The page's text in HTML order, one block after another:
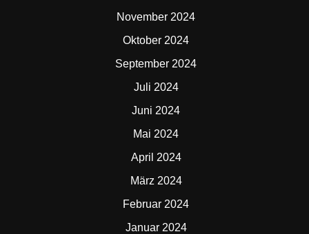
November 2024
Oktober 2024
September 2024
Juli 2024
Juni 2024
Mai 2024
April 2024
März 2024
Februar 2024
Januar 2024